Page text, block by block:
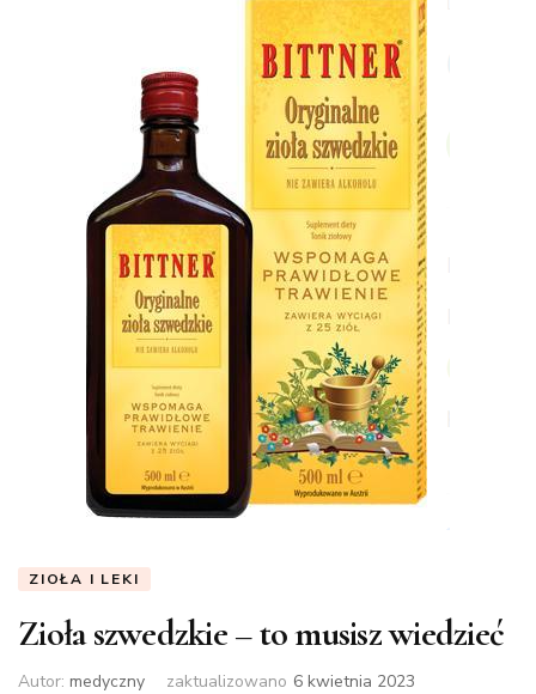
ZIOŁA I LEKI
Zioła szwedzkie – to musisz wiedzieć
Autor: medyczny zaktualizowano 6 kwietnia 2023